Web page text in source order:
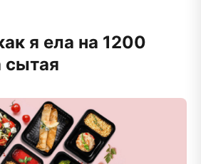
я ела на 1200
сытая